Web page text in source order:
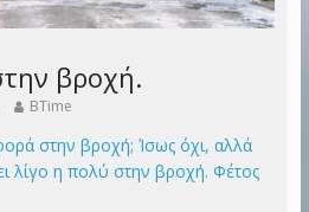
βροχή.
BTime
στην βροχή; Ίσως όχι, αλλά
λίγο η πολύ στην βροχή. Φέτος